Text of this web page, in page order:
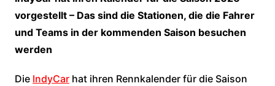
vorgestellt – Das sind die Stationen, die die Fahrer
und Teams in der kommenden Saison besuchen
werden
Die IndyCarhat ihren Rennkalender für die Saison